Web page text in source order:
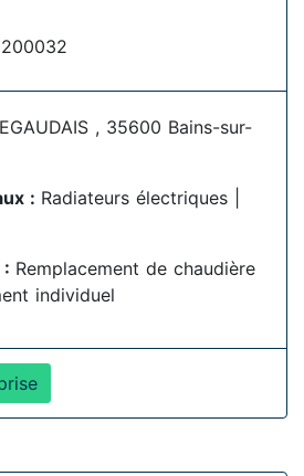
, 35600 Bains-sur-
: Radiateurs électriques |
: Remplacement de chaudière
individuel